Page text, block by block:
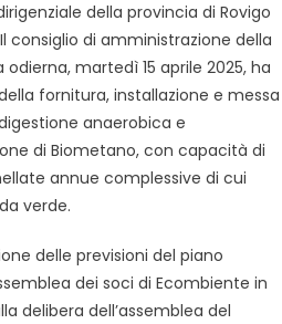
della provincia di Rovigo
consiglio di amministrazione della
martedì 15 aprile 2025, ha
fornitura, installazione e messa
anaerobica e
di Biometano, con capacità di
annue complessive di cui
verde.
delle previsioni del piano
dei soci di Ecombiente in
delibera dell’assemblea del